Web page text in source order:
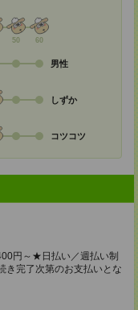
50 60
男性
しずか
コツコツ
円～★日払い／週払い制
き完了次第のお支払いとな